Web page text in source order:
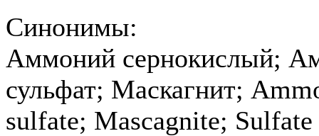
Синонимы:
Аммоний сернокислый;
сульфат; Маскагнит;
sulfate; Mascagnite;